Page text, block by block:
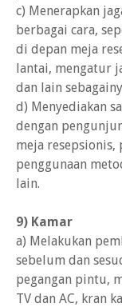
c) Menerapkan
berbagai cara,
di depan meja
lantai, mengatur
dan lain
d) Menyediakan
dengan
meja resepsionis,
penggunaan
lain.
9) Kamar
a) Melakukan
sebelum dan
pegangan pintu,
TV dan AC, kran